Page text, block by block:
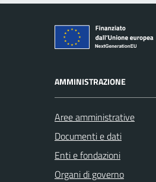
AMMINISTRAZIONE
Aree amministrative
Documenti e dati
Enti e fondazioni
Organi di governo